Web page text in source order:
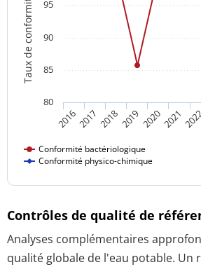
Taux de conformité
Conformité bactériologique
Conformité physico-chimique
20162017 2018201920202021
80
85
90
95
Contrôles de qualité de
Analyses complémentaires
qualité globale de l'eau potable. Un